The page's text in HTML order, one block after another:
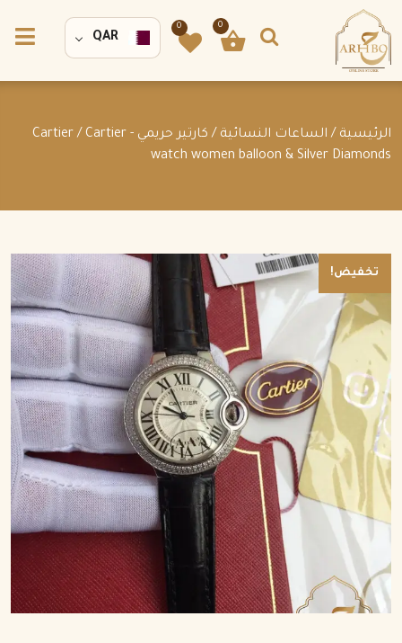
0
0
QAR
الرئيسية/الساعات النسائية/كارتير حريمي - Cartier/ Cartier
watch women balloon & Silver Diamonds
تخفيض!